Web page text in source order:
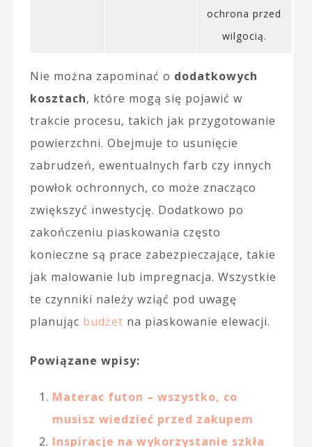
ochrona przed
wilgocią.
Nie można zapominać o dodatkowych
kosztach, które mogą się pojawić w
trakcie procesu, takich jak przygotowanie
powierzchni. Obejmuje to usunięcie
zabrudzeń, ewentualnych farb czy innych
powłok ochronnych, co może znacząco
zwiększyć inwestycję. Dodatkowo po
zakończeniu piaskowania często
konieczne są prace zabezpieczające, takie
jak malowanie lub impregnacja. Wszystkie
te czynniki należy wziąć pod uwagę
planując budżet na piaskowanie elewacji.
Powiązane wpisy:
Materac futon – wszystko, co
musisz wiedzieć przed zakupem
Inspiracje na wykorzystanie szkła